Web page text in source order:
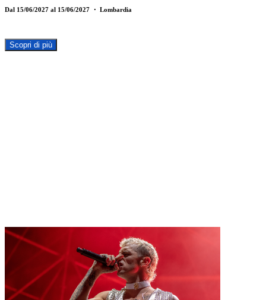
Dal 15/06/2027 al 15/06/2027 ・ Lombardia
Scopri di più